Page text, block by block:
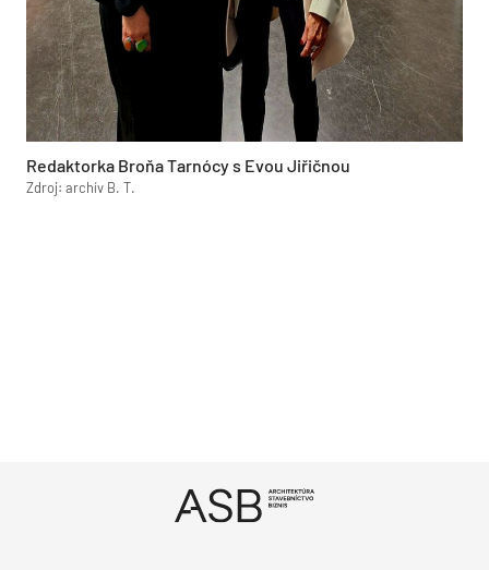
Redaktorka Broňa Tarnócy s Evou Jiřičnou
Zdroj: archív B. T.